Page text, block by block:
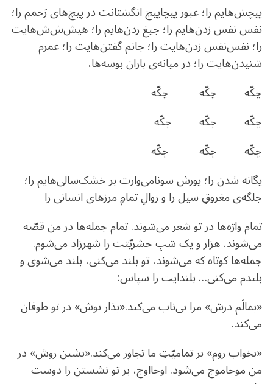
پیچش‌هایم را؛ عبور پیچاپیچ انگشتانت در پیچ‌های رَحمم را؛
نفس نفس زدن‌هایم را؛ جیغ زدن‌هایم را؛ هیش‌ش‌ش‌هایت
را؛ نفس‌نفس زدن‌هایت را؛ جانم گفتن‌هایت را؛ عمرم
شنیدن‌هایت را؛ در میانه‌ی باران بوسه‌ها،
چکّه چکّه چکّه
چکّه چکّه چکّه
چکّه چکّه چکّه
یگانه شدن را؛ یورش سونامی‌وارت بر خشک‌سالی‌هایم را؛
جلگه‌ی مغروقِ سیل را و زوالِ تمامِ مرزهای انسانی را
تمام واژه‌ها در تو شعر می‌شوند. تمام جمله‌ها در من قصّه
می‌شوند. هزار و یک شبِ حشریّتت را شهرزاد می‌شوم.
جمله‌ها کوتاه که می‌شوند، تو بلند می‌کنی، بلند می‌شوی و
بلندم می‌کنی… بلندایت را سپاس:
«بمالَم درش» مرا بی‌تاب می‌کند.«بذار توش» در تو طوفان
می‌کند.
«بخواب روم» بر تمامیّتِ ما تجاوز می‌کند.«بشین روش» در
من موجاموج می‌شود. اوجااوج، بر تو نشستن را دوست